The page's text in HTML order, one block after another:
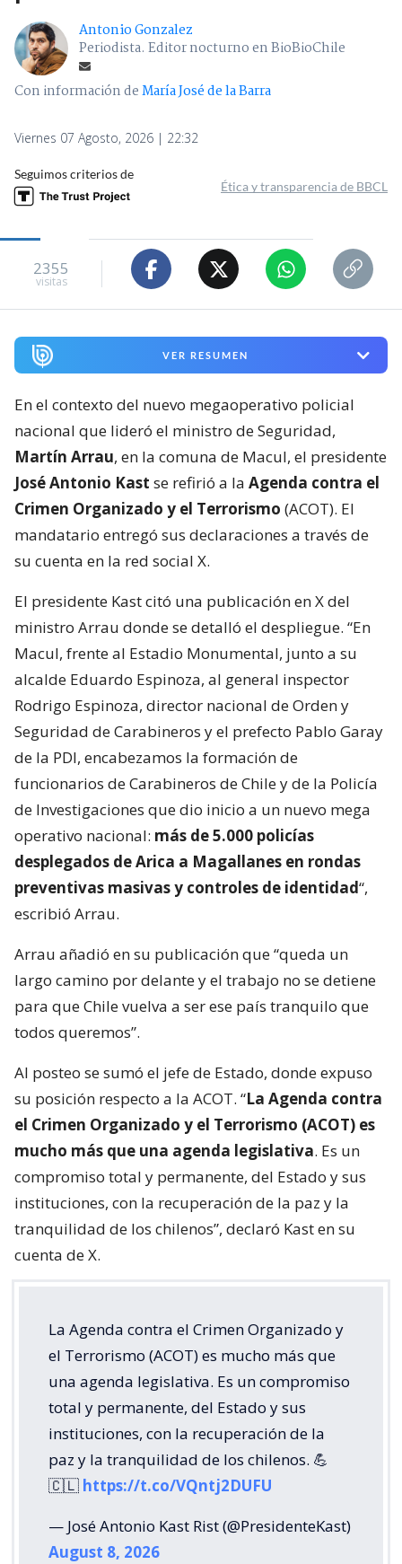
Antonio Gonzalez
Periodista. Editor nocturno en BioBioChile
Con información deMaría José de la Barra
Viernes 07 Agosto, 2026 | 22:32
Seguimos criterios de
Ética y transparencia de BBCL
2355
visitas
VER RESUMEN
En el contexto del nuevo megaoperativo policial
nacional que lideró el ministro de Seguridad,
Martín Arrau, en la comuna de Macul, el presidente
José Antonio Kast se refirió a la Agenda contra el
Crimen Organizado y el Terrorismo (ACOT). El
mandatario entregó sus declaraciones a través de
su cuenta en la red social X.
El presidente Kast citó una publicación en X del
ministro Arrau donde se detalló el despliegue. “En
Macul, frente al Estadio Monumental, junto a su
alcalde Eduardo Espinoza, al general inspector
Rodrigo Espinoza, director nacional de Orden y
Seguridad de Carabineros y el prefecto Pablo Garay
de la PDI, encabezamos la formación de
funcionarios de Carabineros de Chile y de la Policía
de Investigaciones que dio inicio a un nuevo mega
operativo nacional: más de 5.000 policías
desplegados de Arica a Magallanes en rondas
preventivas masivas y controles de identidad“,
escribió Arrau.
Arrau añadió en su publicación que “queda un
largo camino por delante y el trabajo no se detiene
para que Chile vuelva a ser ese país tranquilo que
todos queremos”.
Al posteo se sumó el jefe de Estado, donde expuso
su posición respecto a la ACOT. “La Agenda contra
el Crimen Organizado y el Terrorismo (ACOT) es
mucho más que una agenda legislativa. Es un
compromiso total y permanente, del Estado y sus
instituciones, con la recuperación de la paz y la
tranquilidad de los chilenos”, declaró Kast en su
cuenta de X.
La Agenda contra el Crimen Organizado y
el Terrorismo (ACOT) es mucho más que
una agenda legislativa. Es un compromiso
total y permanente, del Estado y sus
instituciones, con la recuperación de la
paz y la tranquilidad de los chilenos. 💪
🇨🇱 https://t.co/VQntj2DUFU
— José Antonio Kast Rist (@PresidenteKast)
August 8, 2026